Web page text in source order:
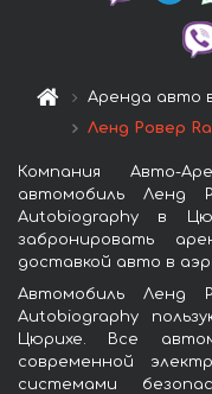
Аренда авто
Ленд Ровер
Компания Авто-
автомобиль Ленд
Autobiography в
забронировать
доставкой авто в
Автомобиль Ленд
Autobiography
Цюрихе. Все
современной
системами